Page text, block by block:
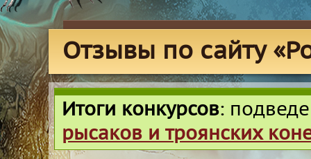
Отзывы по сайту
Итоги конкурсов:
рысаков и троянских